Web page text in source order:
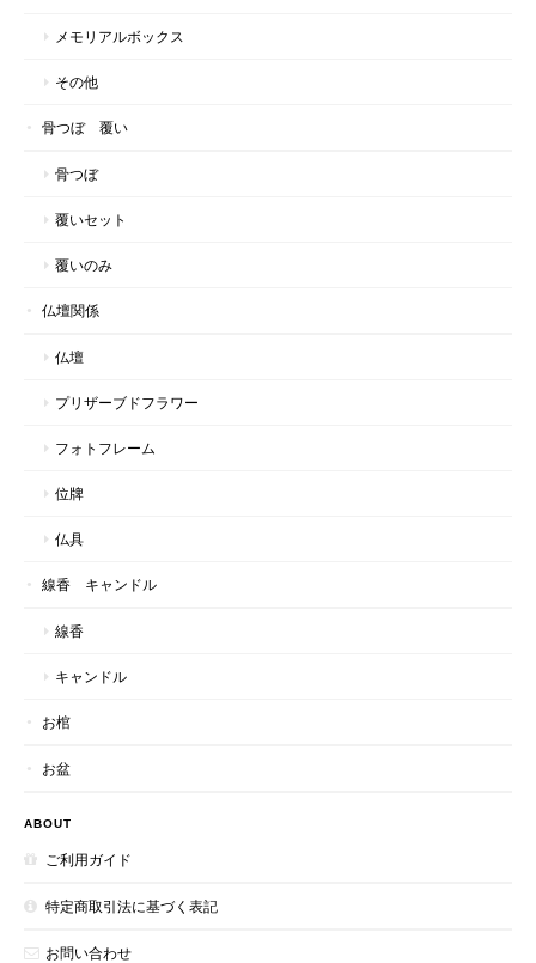
メモリアルボックス
その他
骨つぼ 覆い
骨つぼ
覆いセット
覆いのみ
仏壇関係
仏壇
プリザーブドフラワー
フォトフレーム
位牌
仏具
線香 キャンドル
線香
キャンドル
お棺
お盆
ABOUT
ご利用ガイド
特定商取引法に基づく表記
お問い合わせ